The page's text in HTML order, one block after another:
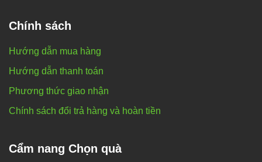
Chính sách
Hướng dẫn mua hàng
Hướng dẫn thanh toán
Phương thức giao nhận
Chính sách đổi trả hàng và hoàn tiền
Cẩm nang Chọn quà